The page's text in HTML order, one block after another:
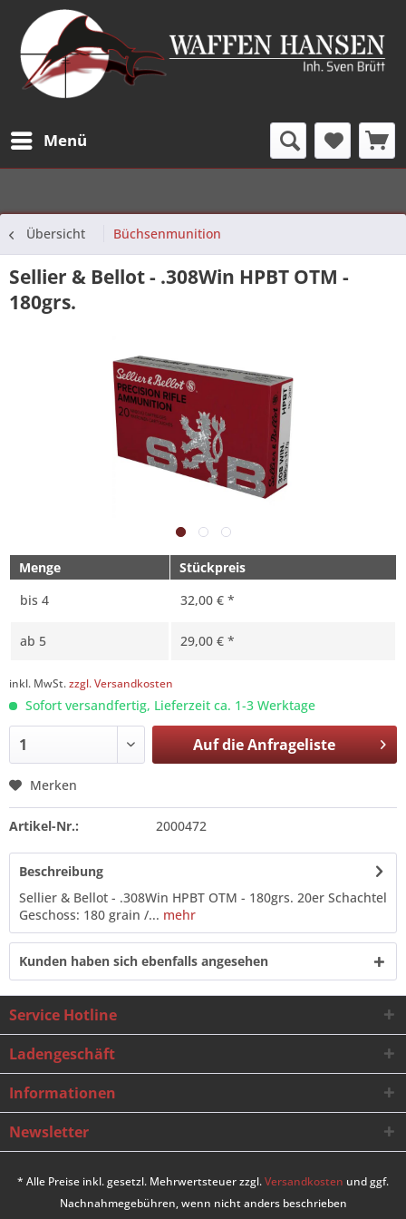
Menü
Übersicht Büchsenmunition
Sellier & Bellot - .308Win HPBT OTM -
180grs.
Menge
Stückpreis
bis 4 32,00 € *
ab 5 29,00 € *
inkl. MwSt.zzgl. Versandkosten
Sofort versandfertig, Lieferzeit ca. 1-3 Werktage
Auf dieAnfrageliste
Merken
Artikel-Nr.: 2000472
Beschreibung
Sellier & Bellot - .308Win HPBT OTM - 180grs. 20er Schachtel
Geschoss: 180 grain /... mehr
Kunden haben sich ebenfalls angesehen
Service Hotline
Ladengeschäft
Informationen
Newsletter
* Alle Preise inkl. gesetzl. Mehrwertsteuer zzgl.Versandkosten und ggf.
Nachnahmegebühren, wenn nicht anders beschrieben